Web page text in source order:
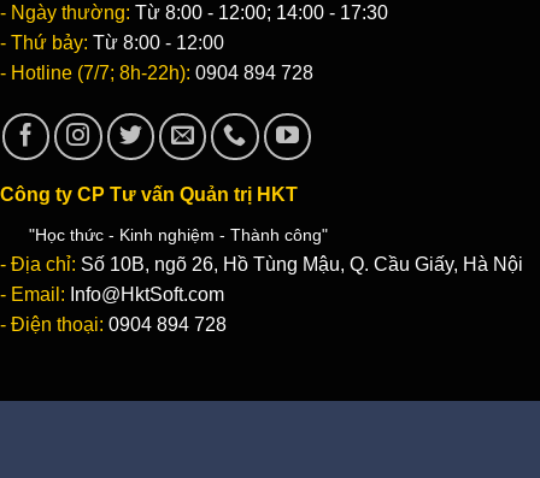
- Ngày thường: Từ 8:00 - 12:00; 14:00 - 17:30
- Thứ bảy: Từ 8:00 - 12:00
- Hotline (7/7; 8h-22h): 0904 894 728
Công ty CP Tư vấn Quản trị HKT
"Học thức - Kinh nghiệm - Thành công"
- Địa chỉ: Số 10B, ngõ 26, Hồ Tùng Mậu, Q. Cầu Giấy, Hà Nội
- Email: Info@HktSoft.com
- Điện thoại: 0904 894 728